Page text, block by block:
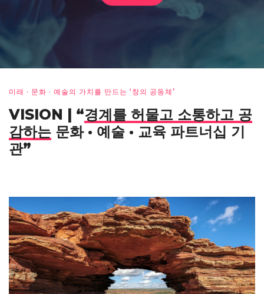
기부하기
미래 · 문화 · 예술의 가치를 만드는 ‘창의 공동체’
VISION | “경계를 허물고 소통하고 공
감하는 문화 · 예술 · 교육 파트너십 기
관”